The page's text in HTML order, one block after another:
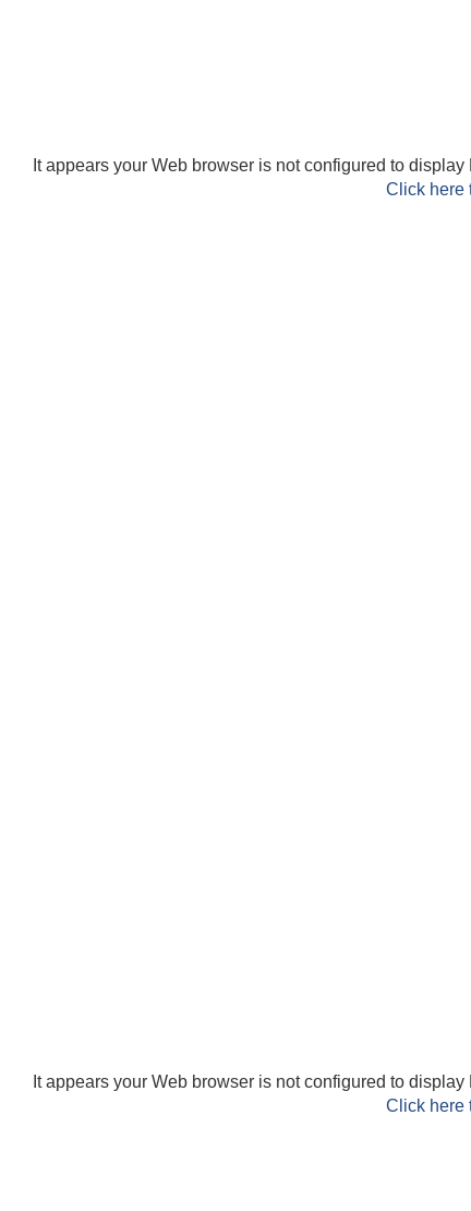
It appears your Web browser is not configured to display
Click here
It appears your Web browser is not configured to display
Click here